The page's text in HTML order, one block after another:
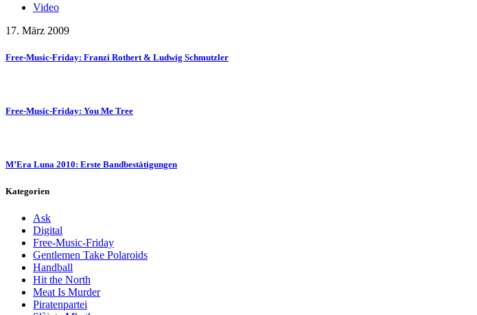
Video
17. März 2009
Free-Music-Friday: Franzi Rothert & Ludwig Schmutzler
Free-Music-Friday: You Me Tree
M’Era Luna 2010: Erste Bandbestätigungen
Kategorien
Ask
Digital
Free-Music-Friday
Gentlemen Take Polaroids
Handball
Hit the North
Meat Is Murder
Piratenpartei